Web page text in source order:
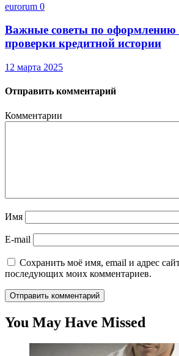
eurorum 0
Важные советы по оформлению
проверки кредитной истории
12 марта 2025
Отправить комментарий
Комментарии
Имя
E-mail
Сохранить моё имя, email и адрес
последующих моих комментариев.
You May Have Missed